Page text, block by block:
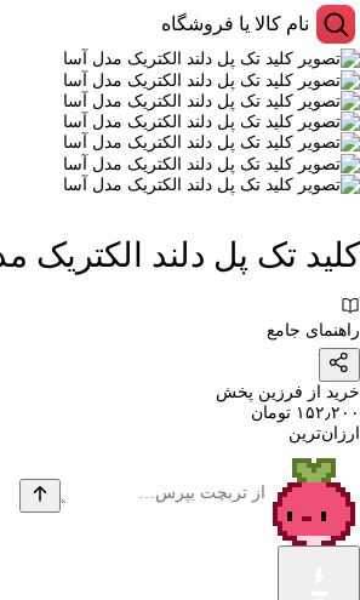
کلید تک پل دلند الکتریک
راهنمای جامع
خرید از فرزین پخش
۱۵۲٫۲۰۰ تومان
ارزان‌ترین